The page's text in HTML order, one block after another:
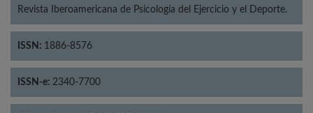
Revista Iberoamericana de Psicología del Ejercicio y el Deporte.
ISSN: 1886-8576
ISSN-e: 2340-7700